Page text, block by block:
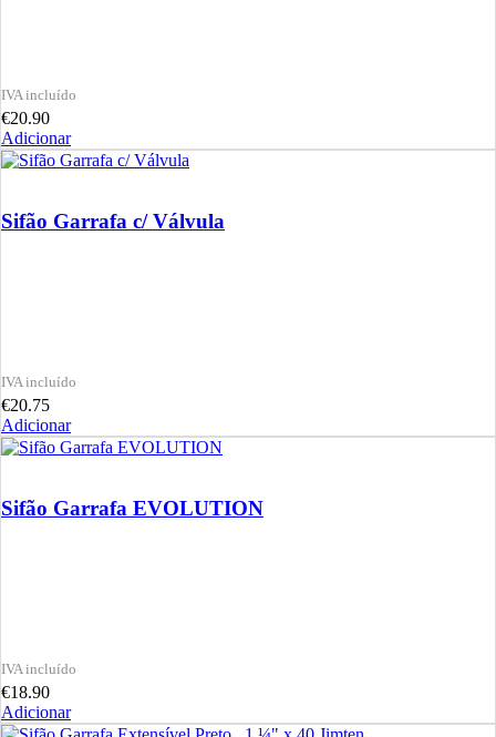
€20.90
Adicionar
Sifão Garrafa c/ Válvula
€20.75
Adicionar
Sifão Garrafa EVOLUTION
€18.90
Adicionar